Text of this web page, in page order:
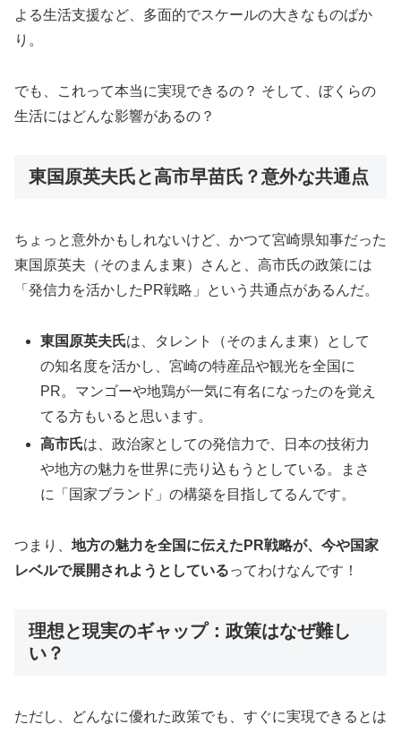
よる生活支援など、多面的でスケールの大きなものばか
り。
でも、これって本当に実現できるの？ そして、ぼくらの
生活にはどんな影響があるの？
東国原英夫氏と高市早苗氏？意外な共通点
ちょっと意外かもしれないけど、かつて宮崎県知事だった
東国原英夫（そのまんま東）さんと、高市氏の政策には
「発信力を活かしたPR戦略」という共通点があるんだ。
東国原英夫氏は、タレント（そのまんま東）として
の知名度を活かし、宮崎の特産品や観光を全国に
PR。マンゴーや地鶏が一気に有名になったのを覚え
てる方もいると思います。
高市氏は、政治家としての発信力で、日本の技術力
や地方の魅力を世界に売り込もうとしている。まさ
に「国家ブランド」の構築を目指してるんです。
つまり、 地方の魅力を全国に伝えたPR戦略が、今や国家
レベルで展開されようとしているってわけなんです！
理想と現実のギャップ：政策はなぜ難し
い？
ただし、どんなに優れた政策でも、すぐに実現できるとは